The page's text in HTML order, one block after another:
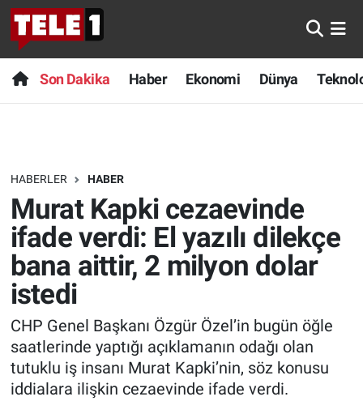
Son Dakika Haber Ekonomi Dünya
HABERLER HABER
Murat Kapki cezaevinde
ifade verdi: El yazılı dilekçe
bana aittir, 2 milyon dolar
istedi
CHP Genel Başkanı Özgür Özel’in bugün öğle
saatlerinde yaptığı açıklamanın odağı olan
tutuklu iş insanı Murat Kapki’nin, söz konusu
iddialara ilişkin cezaevinde ifade verdi.
Anında Manşet
Başka Sohbetler
Bilim turu
Bilim ve Teknoloji Evreni
Doğa Konuşuyor
Dünya
Ege Saati
Ege'den Esintiler
Son Dakika
Haber
Dünya
Teknoloji
Sağlık
Spor
Yayın Akışı
İletişim
Nöbetçi Eczaneler
Hava Durumu
Trafik Durumu
Süper Lig Puan Durumu ve Fikstür
Tüm Manşetler
Son Dakika Haberleri
Haber Arşivi